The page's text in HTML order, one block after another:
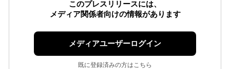
このプレスリリースには、
メディア関係者向けの情報があります
メディアユーザーログイン
既に登録済みの方はこちら